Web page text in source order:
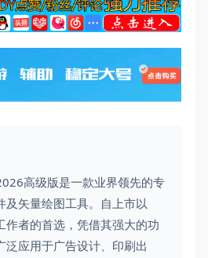
高级版是一款业界领先的专
及矢量绘图工具。自上市以
作者的首选，凭借其强大的功
泛应用于广告设计、印刷出